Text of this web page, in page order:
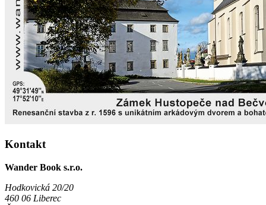
Kontakt
Wander Book s.r.o.
Hodkovická 20/20
460 06 Liberec